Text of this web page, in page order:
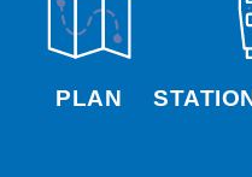
PLAN